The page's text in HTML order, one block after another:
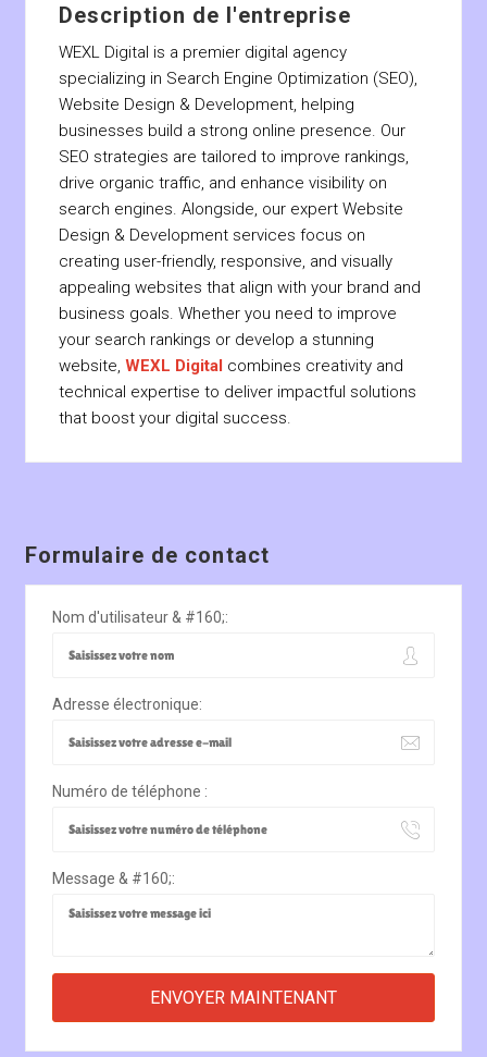
Description de l'entreprise
WEXL Digital is a premier digital agency
specializing in Search Engine Optimization (SEO),
Website Design & Development, helping
businesses build a strong online presence. Our
SEO strategies are tailored to improve rankings,
drive organic traffic, and enhance visibility on
search engines. Alongside, our expert Website
Design & Development services focus on
creating user-friendly, responsive, and visually
appealing websites that align with your brand and
business goals. Whether you need to improve
your search rankings or develop a stunning
website, WEXL Digital combines creativity and
technical expertise to deliver impactful solutions
that boost your digital success.
Formulaire de contact
Nom d'utilisateur & #160;:
Adresse électronique:
Numéro de téléphone :
Message & #160;: